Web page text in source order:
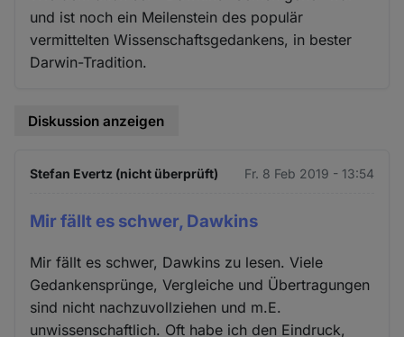
und ist noch ein Meilenstein des populär
vermittelten Wissenschaftsgedankens, in bester
Darwin-Tradition.
Diskussion anzeigen
Stefan Evertz (nicht überprüft) Fr. 8 Feb 2019 - 13:54
Mir fällt es schwer, Dawkins
Mir fällt es schwer, Dawkins zu lesen. Viele
Gedankensprünge, Vergleiche und Übertragungen
sind nicht nachzuvollziehen und m.E.
unwissenschaftlich. Oft habe ich den Eindruck,